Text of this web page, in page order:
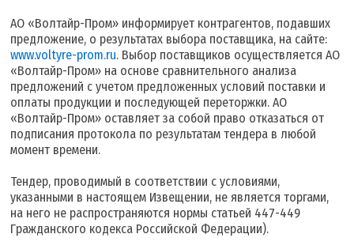
АО «Волтайр-Пром» информирует контрагентов, подавших
предложение, о результатах выбора поставщика, на сайте:
www.voltyre-prom.ru. Выбор поставщиков осуществляется АО
«Волтайр-Пром» на основе сравнительного анализа
предложений с учетом предложенных условий поставки и
оплаты продукции и последующей переторжки. АО
«Волтайр-Пром» оставляет за собой право отказаться от
подписания протокола по результатам тендера в любой
момент времени.
Тендер, проводимый в соответствии с условиями,
указанными в настоящем Извещении, не является торгами,
на него не распространяются нормы статьей 447-449
Гражданского кодекса Российской Федерации).